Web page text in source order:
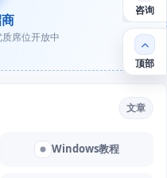
席位开放中
文章
Windows教程
咨询
顶部